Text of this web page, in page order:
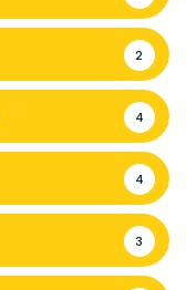
2
4
4
3